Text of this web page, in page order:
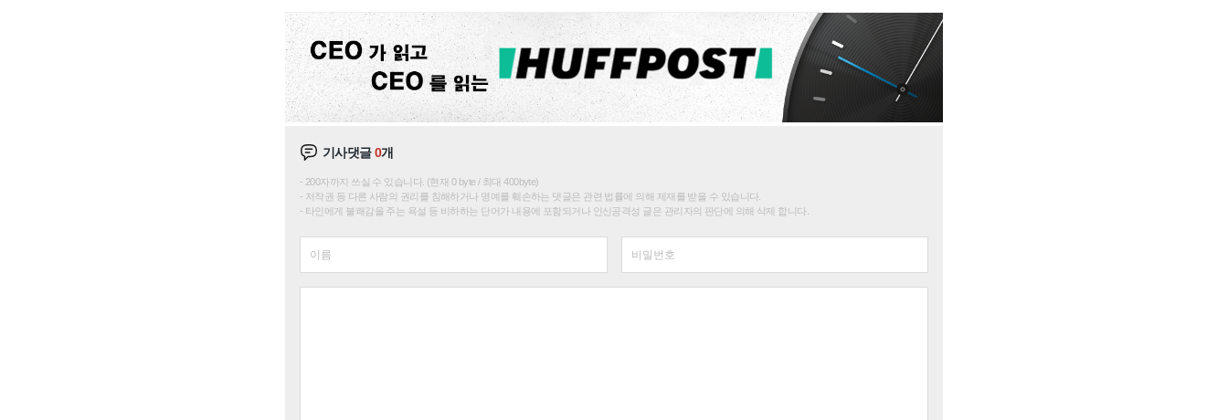
기사댓글0개
200자까지 쓰실 수 있습니다. (현재 0 byte / 최대 400byte)
저작권 등 다른 사람의 권리를 침해하거나 명예를 훼손하는 댓글은 관련 법률에 의해 제재를 받을 수 있습니다.
타인에게 불쾌감을 주는 욕설 등 비하하는 단어가 내용에 포함되거나 인신공격성 글은 관리자의 판단에 의해 삭제 합니다.